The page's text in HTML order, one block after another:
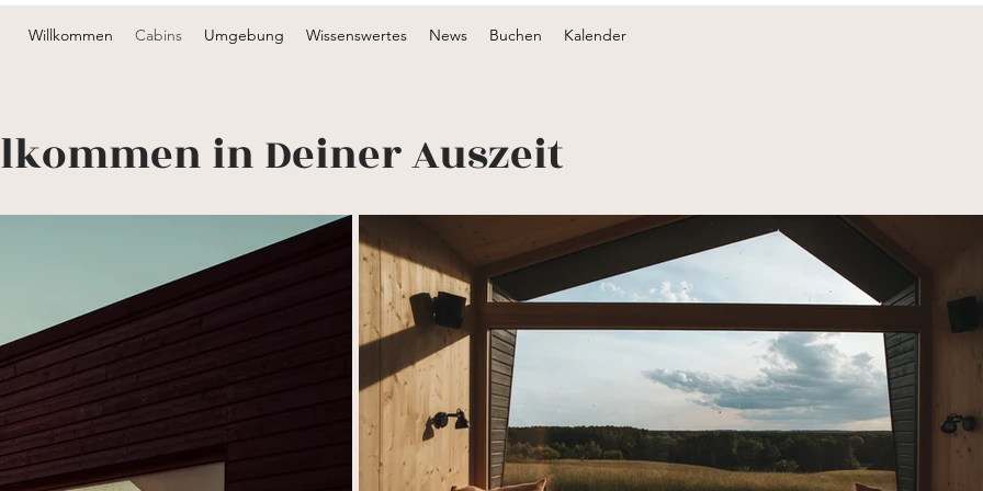
in Deiner Auszeit
Willkommen Cabins Umgebung Wissenswertes News Buchen Kalender